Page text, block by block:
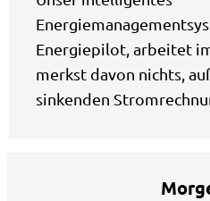
Energiepilot, arbeitet
merkst davon nichts,
sinkenden